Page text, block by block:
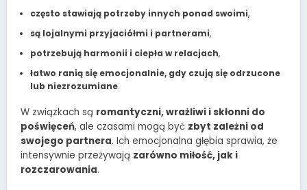
często stawiają potrzeby innych ponad swoimi,
są lojalnymi przyjaciółmi i partnerami,
potrzebują harmonii i ciepła w relacjach,
łatwo ranią się emocjonalnie, gdy czują się odrzucone
lub niezrozumiane.
W związkach są romantyczni, wrażliwi i skłonni do
poświęceń, ale czasami mogą być zbyt zależni od
swojego partnera. Ich emocjonalna głębia sprawia, że
intensywnie przeżywają zarówno miłość, jak i
rozczarowania.